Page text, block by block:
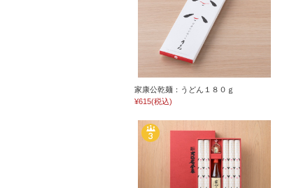
家康公乾麺：うどん１８０ｇ
¥615(税込)